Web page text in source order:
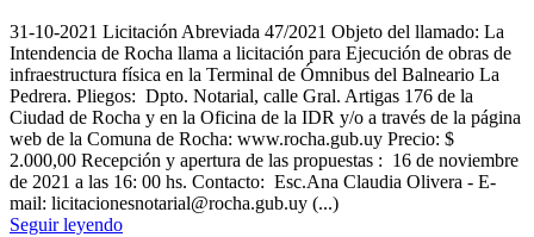
31-10-2021 Licitación Abreviada 47/2021 Objeto del llamado: La
Intendencia de Rocha llama a licitación para Ejecución de obras de
infraestructura física en la Terminal de Ómnibus del Balneario La
Pedrera. Pliegos: Dpto. Notarial, calle Gral. Artigas 176 de la
Ciudad de Rocha y en la Oficina de la IDR y/o a través de la página
web de la Comuna de Rocha: www.rocha.gub.uy Precio: $
2.000,00 Recepción y apertura de las propuestas : 16 de noviembre
de 2021 a las 16: 00 hs. Contacto: Esc.Ana Claudia Olivera - E-
mail: licitacionesnotarial@rocha.gub.uy (...)
Seguir leyendo